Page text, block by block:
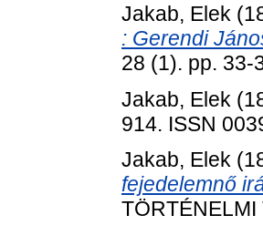
Jakab, Elek
: Gerendi
28 (1). pp. 33-
Jakab, Elek
914. ISSN
Jakab, Elek
fejedelemnő